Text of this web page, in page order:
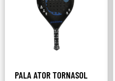
PALA ATOR TORNASOL